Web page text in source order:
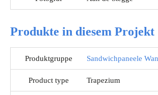
Produkte in diesem Projekt
Produktgruppe Sandwichpaneele
Product type Trapezium